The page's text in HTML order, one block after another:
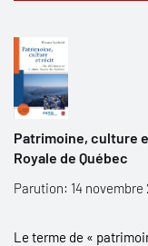
Patrimoine, culture
Royale de Québec
Parution: 14 novembre
Le terme de «